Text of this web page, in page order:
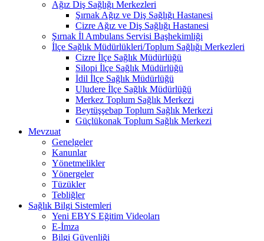
Ağız Diş Sağlığı Merkezleri
Şırnak Ağız ve Diş Sağlığı Hastanesi
Cizre Ağız ve Diş Sağlığı Hastanesi
Şırnak İl Ambulans Servisi Başhekimliği
İlçe Sağlık Müdürlükleri/Toplum Sağlığı Merkezleri
Cizre İlçe Sağlık Müdürlüğü
Silopi İlçe Sağlık Müdürlüğü
İdil İlçe Sağlık Müdürlüğü
Uludere İlçe Sağlık Müdürlüğü
Merkez Toplum Sağlık Merkezi
Beytüşşebap Toplum Sağlık Merkezi
Güçlükonak Toplum Sağlık Merkezi
Mevzuat
Genelgeler
Kanunlar
Yönetmelikler
Yönergeler
Tüzükler
Tebliğler
Sağlık Bilgi Sistemleri
Yeni EBYS Eğitim Videoları
E-İmza
Bilgi Güvenliği